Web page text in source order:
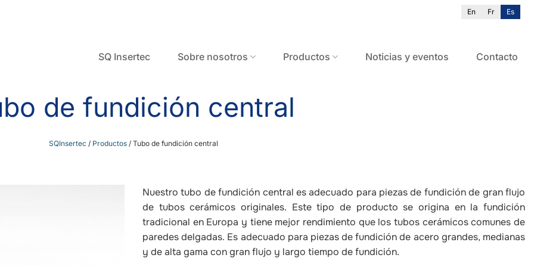
En Fr Es
SQ Insertec Sobre nosotros Productos Noticias y eventos Contacto
de fundición central
SQInsertec / Productos / Tubo de fundición central
Nuestro tubo de fundición central es adecuado para piezas de fundición de gran flujo
de tubos cerámicos originales. Este tipo de producto se origina en la fundición
tradicional en Europa y tiene mejor rendimiento que los tubos cerámicos comunes de
paredes delgadas. Es adecuado para piezas de fundición de acero grandes, medianas
y de alta gama con gran flujo y largo tiempo de fundición.